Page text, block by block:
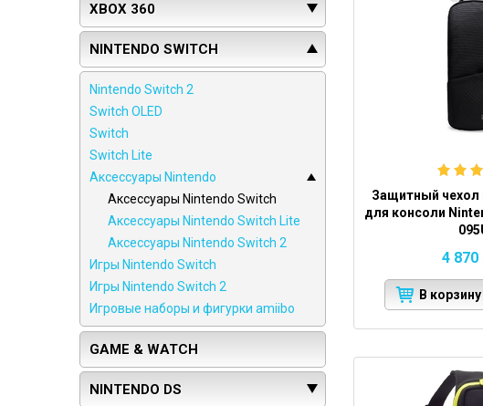
XBOX 360
NINTENDO SWITCH
Nintendo Switch 2
Switch OLED
Switch
Switch Lite
Аксессуары Nintendo
Аксессуары Nintendo Switch
Аксессуары Nintendo Switch Lite
Аксессуары Nintendo Switch 2
Игры Nintendo Switch
Игры Nintendo Switch 2
Игровые наборы и фигурки amiibo
GAME & WATCH
NINTENDO DS
Защитный чехол
для консоли
4 870
В корзину